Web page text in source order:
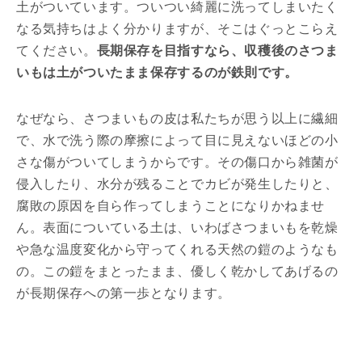
土がついています。ついつい綺麗に洗ってしまいたく
なる気持ちはよく分かりますが、そこはぐっとこらえ
てください。 長期保存を目指すなら、収穫後のさつま
いもは土がついたまま保存するのが鉄則です。
なぜなら、さつまいもの皮は私たちが思う以上に繊細
で、水で洗う際の摩擦によって目に見えないほどの小
さな傷がついてしまうからです。その傷口から雑菌が
侵入したり、水分が残ることでカビが発生したりと、
腐敗の原因を自ら作ってしまうことになりかねませ
ん。表面についている土は、いわばさつまいもを乾燥
や急な温度変化から守ってくれる天然の鎧のようなも
の。この鎧をまとったまま、優しく乾かしてあげるの
が長期保存への第一歩となります。